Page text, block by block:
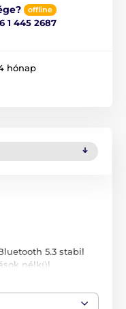
offline
1 445 2687
hónap
5.3 stabil
nélkül.